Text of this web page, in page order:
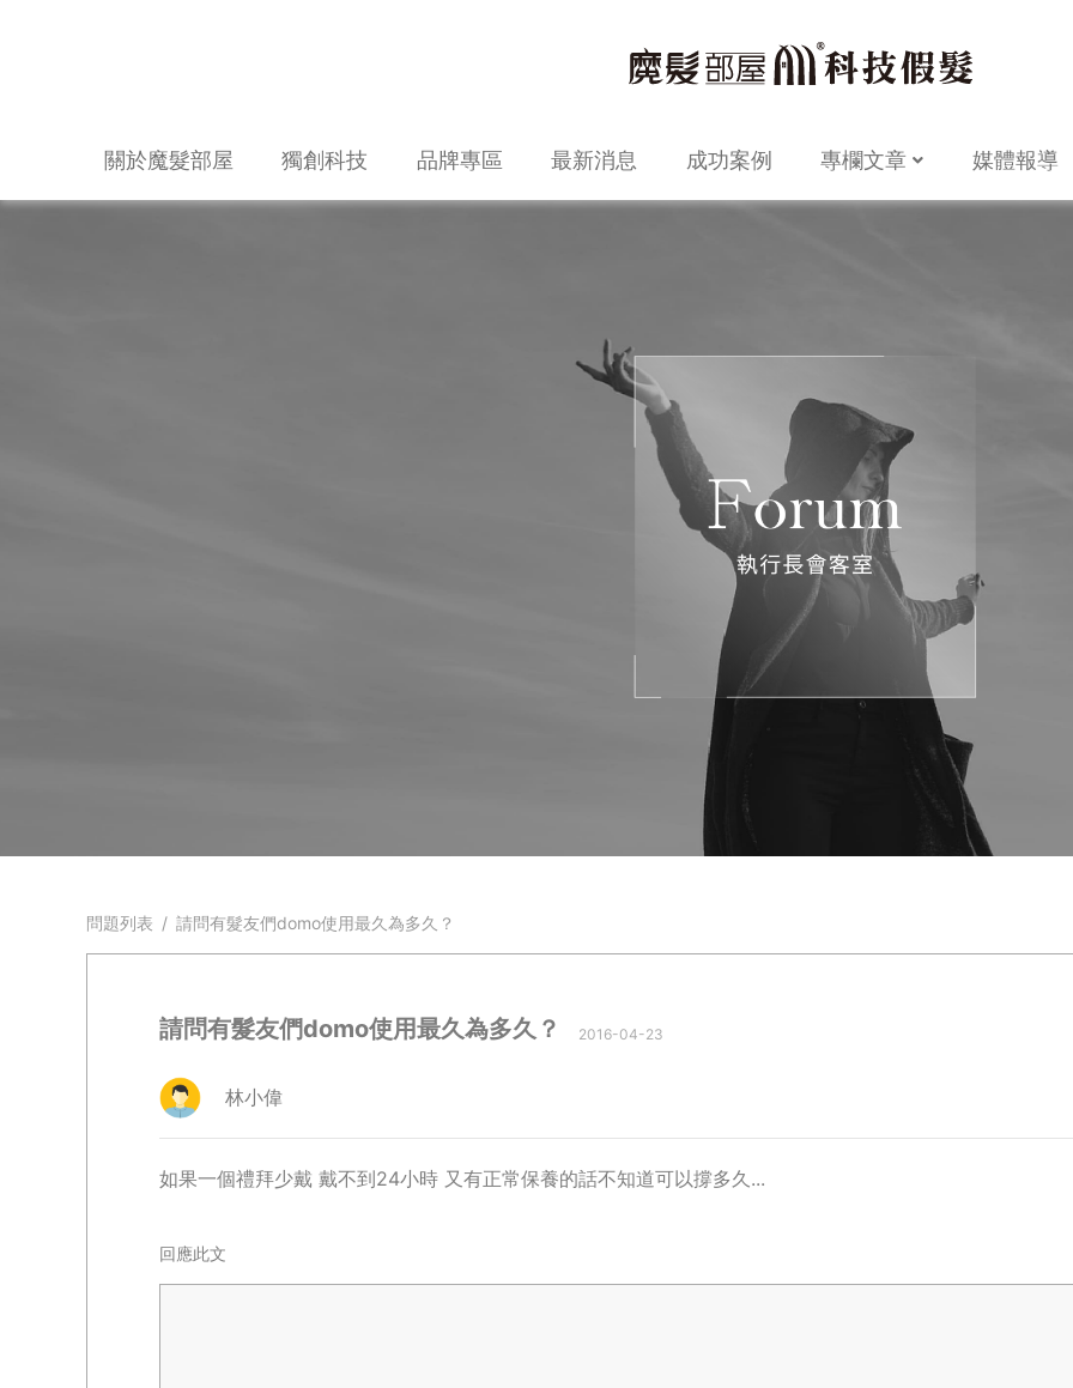
關於魔髮部屋 獨創科技 品牌專區 最新消息 成功案例 專欄文章 媒體報導
問題列表 / 請問有髮友們domo使用最久為多久？
請問有髮友們domo使用最久為多久？ 2016-04-23
林小偉
如果一個禮拜少戴 戴不到24小時 又有正常保養的話不知道可以撐多久...
回應此文